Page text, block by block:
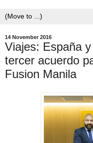
14 November 2016
Viajes: España
tercer acuerdo
Fusion Manila